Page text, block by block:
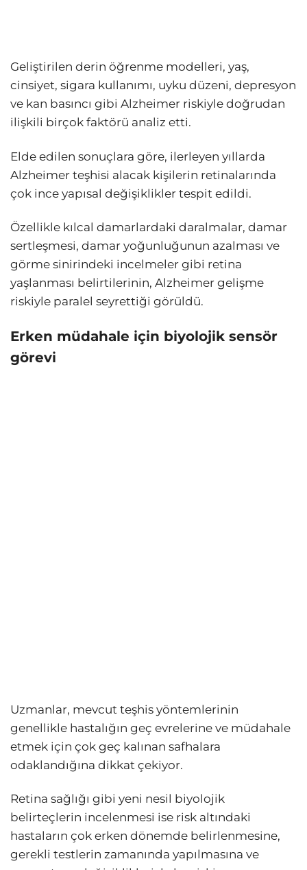
Geliştirilen derin öğrenme modelleri, yaş,
cinsiyet, sigara kullanımı, uyku düzeni, depresyon
ve kan basıncı gibi Alzheimer riskiyle doğrudan
ilişkili birçok faktörü analiz etti.
Elde edilen sonuçlara göre, ilerleyen yıllarda
Alzheimer teşhisi alacak kişilerin retinalarında
çok ince yapısal değişiklikler tespit edildi.
Özellikle kılcal damarlardaki daralmalar, damar
sertleşmesi, damar yoğunluğunun azalması ve
görme sinirindeki incelmeler gibi retina
yaşlanması belirtilerinin, Alzheimer gelişme
riskiyle paralel seyrettiği görüldü.
Erken müdahale için biyolojik sensör
görevi
Uzmanlar, mevcut teşhis yöntemlerinin
genellikle hastalığın geç evrelerine ve müdahale
etmek için çok geç kalınan safhalara
odaklandığına dikkat çekiyor.
Retina sağlığı gibi yeni nesil biyolojik
belirteçlerin incelenmesi ise risk altındaki
hastaların çok erken dönemde belirlenmesine,
gerekli testlerin zamanında yapılmasına ve